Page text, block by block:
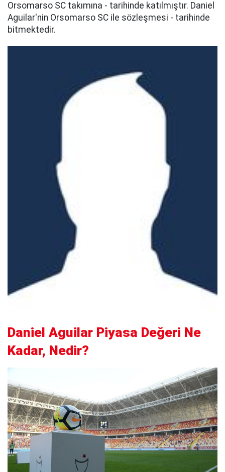
Orsomarso SC takımına - tarihinde katılmıştır. Daniel
Aguilar'nin Orsomarso SC ile sözleşmesi - tarihinde
bitmektedir.
Daniel Aguilar Piyasa Değeri Ne
Kadar, Nedir?